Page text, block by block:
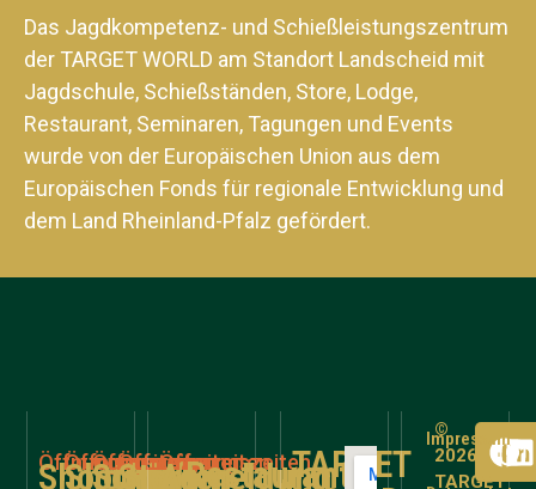
Das Jagdkompetenz- und Schießleistungszentrum
der TARGET WORLD am Standort Landscheid mit
Jagdschule, Schießständen, Store, Lodge,
Restaurant, Seminaren, Tagungen und Events
wurde von der Europäischen Union aus dem
Europäischen Fonds für regionale Entwicklung und
dem Land Rheinland-Pfalz gefördert.
Öffnungszeiten
Shooting
Öffnungszeiten
Shooting
Öffnungszeiten
Schießen
Öffnungszeiten
StoreÖffnungszeiten
Anmeldung
RestaurantTARGET
Impressum
©
2026
TARGET